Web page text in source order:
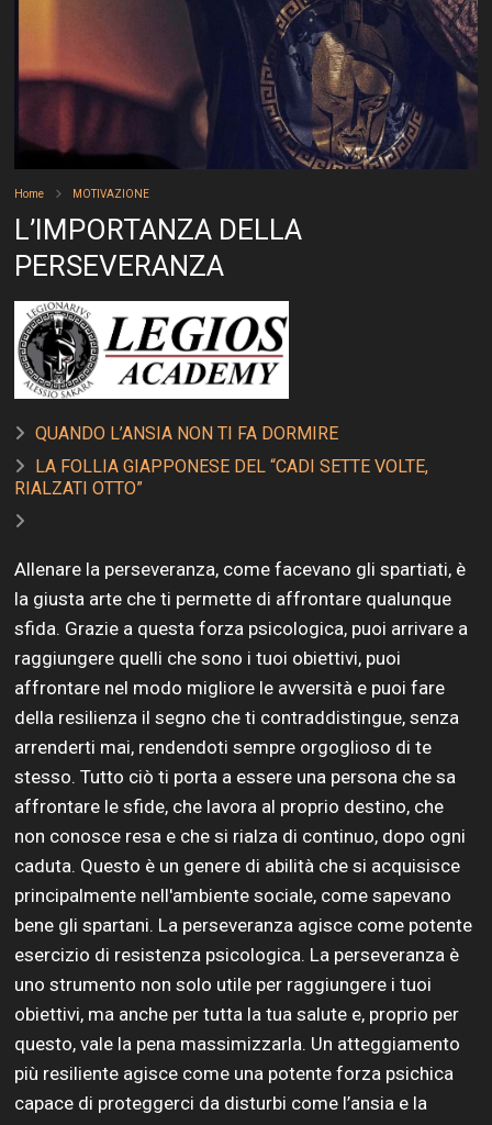
Home MOTIVAZIONE
L’IMPORTANZA DELLA
PERSEVERANZA
QUANDO L’ANSIA NON TI FA DORMIRE
LA FOLLIA GIAPPONESE DEL “CADI SETTE VOLTE,
RIALZATI OTTO”
Allenare la perseveranza, come facevano gli spartiati, è
la giusta arte che ti permette di affrontare qualunque
sfida. Grazie a questa forza psicologica, puoi arrivare a
raggiungere quelli che sono i tuoi obiettivi, puoi
affrontare nel modo migliore le avversità e puoi fare
della resilienza il segno che ti contraddistingue, senza
arrenderti mai, rendendoti sempre orgoglioso di te
stesso. Tutto ciò ti porta a essere una persona che sa
affrontare le sfide, che lavora al proprio destino, che
non conosce resa e che si rialza di continuo, dopo ogni
caduta. Questo è un genere di abilità che si acquisisce
principalmente nell'ambiente sociale, come sapevano
bene gli spartani. La perseveranza agisce come potente
esercizio di resistenza psicologica. La perseveranza è
uno strumento non solo utile per raggiungere i tuoi
obiettivi, ma anche per tutta la tua salute e, proprio per
questo, vale la pena massimizzarla. Un atteggiamento
più resiliente agisce come una potente forza psichica
capace di proteggerci da disturbi come l’ansia e la